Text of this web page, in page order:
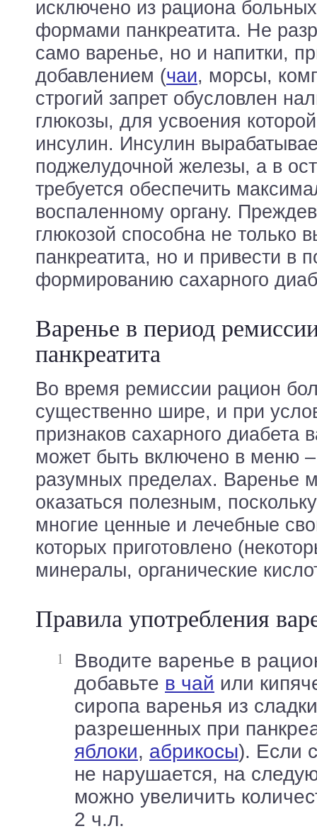
исключено из рациона
формами панкреатита. Не
само варенье, но и напитки,
добавлением (чаи, морсы,
строгий запрет обусловлен
глюкозы, для усвоения
инсулин. Инсулин
поджелудочной железы, а в
требуется обеспечить
воспаленному органу.
глюкозой способна не только
панкреатита, но и привести в
формированию сахарного
Варенье в период
панкреатита
Во время ремиссии рацион
существенно шире, и при
признаков сахарного диабета
может быть включено в меню –
разумных пределах. Варенье
оказаться полезным,
многие ценные и лечебные
которых приготовлено
минералы, органические
Правила употребления
Вводите варенье в рацион постепенно:
добавьте в чай или
сиропа варенья из
разрешенных при
яблоки, абрикосы). Если
не нарушается, на
можно увеличить
2 ч.л.